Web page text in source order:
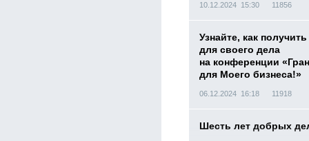
10.12.2024 15:30 11856
Узнайте, как получить
для своего дела
на конференции
для Моего бизнеса!»
06.12.2024 16:18 11918
Шесть лет добрых